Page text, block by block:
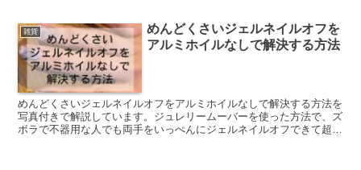
雑貨
めんどくさいジェルネイルオフを
アルミホイルなしで解決する方法
めんどくさいジェルネイルオフをアルミホイルなしで解決する方法を
写真付きで解説しています。ジュレリームーバーを使った方法で、ズ
ボラで不器用な人でも両手をいっぺんにジェルネイルオフできて超簡